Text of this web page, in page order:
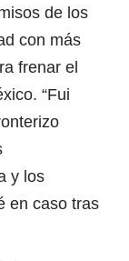
de los
con más
frenar el
“Fui
y los
en caso tras